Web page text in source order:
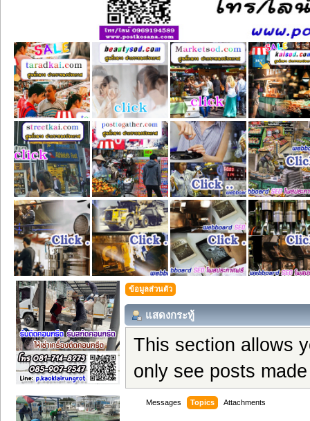
ข้อมูลส่วนตัว
แสดงกระทู้
This section allows
only see posts
Messages Topics Attachments